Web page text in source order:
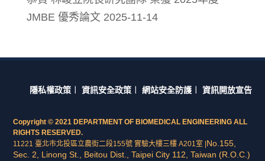
JMBE 優秀論文 2025-11-14
隱私權政策︱ 資訊安全政策︱ 網站安全防護︱ 資訊開放宣告
Copyright © 2021 DEPARTMENT OF BIOMEDICAL ENGINEERING ALL
RIGHTS RESERVED.
11221 臺北市北投區立農街二段155號 實驗大樓三樓 A201室 | No.155,
Sec. 2, Linong St., Beitou Dist., Taipei City 112, Taiwan (R.O.C.)